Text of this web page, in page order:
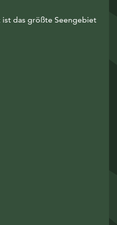
ist das größte Seengebiet